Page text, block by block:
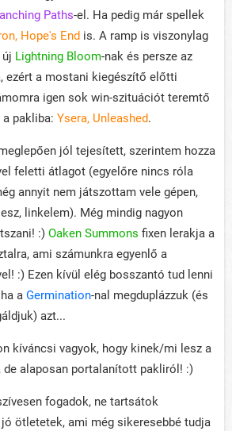
Paths-el. Ha pedig már spellek
Hope's End is. A ramp is viszonylag
Lightning Bloom-nak és persze az
ezért a mostani kiegészítő előtti
igen sok win-szituációt teremtő
a pakliba: Ysera, Unleashed.
jól tejesített, szerintem hozza
feletti átlagot (egyelőre nincs róla
annyit nem játszottam vele gépen,
linkelem). Még mindig nagyon
:) Oaken Summons fixen lerakja a
ami számunkra egyenlő a
:) Ezen kívül elég bosszantó tud lenni
a Germination-nal megduplázzuk (és
azt...
kíváncsi vagyok, hogy kinek/mi lesz a
de alaposan portalanított pakliról! :)
fogadok, ne tartsátok
ötletetek, ami még sikeresebbé tudja